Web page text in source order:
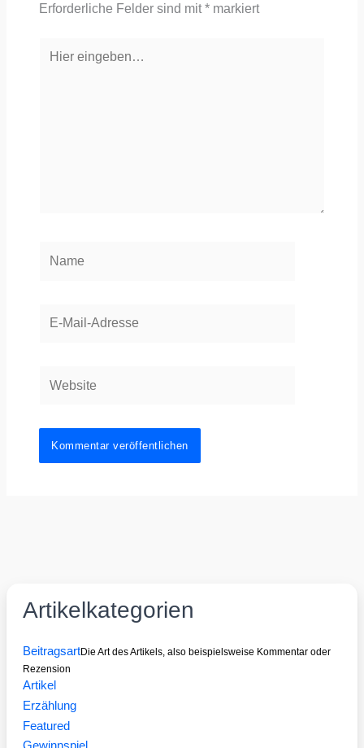
Erforderliche Felder sind mit* markiert
eingeben…
Mail-
Artikelkategorien
BeitragsartDie Art des Artikels, also beispielsweise Kommentar oder
Rezension
Artikel
Erzählung
Featured